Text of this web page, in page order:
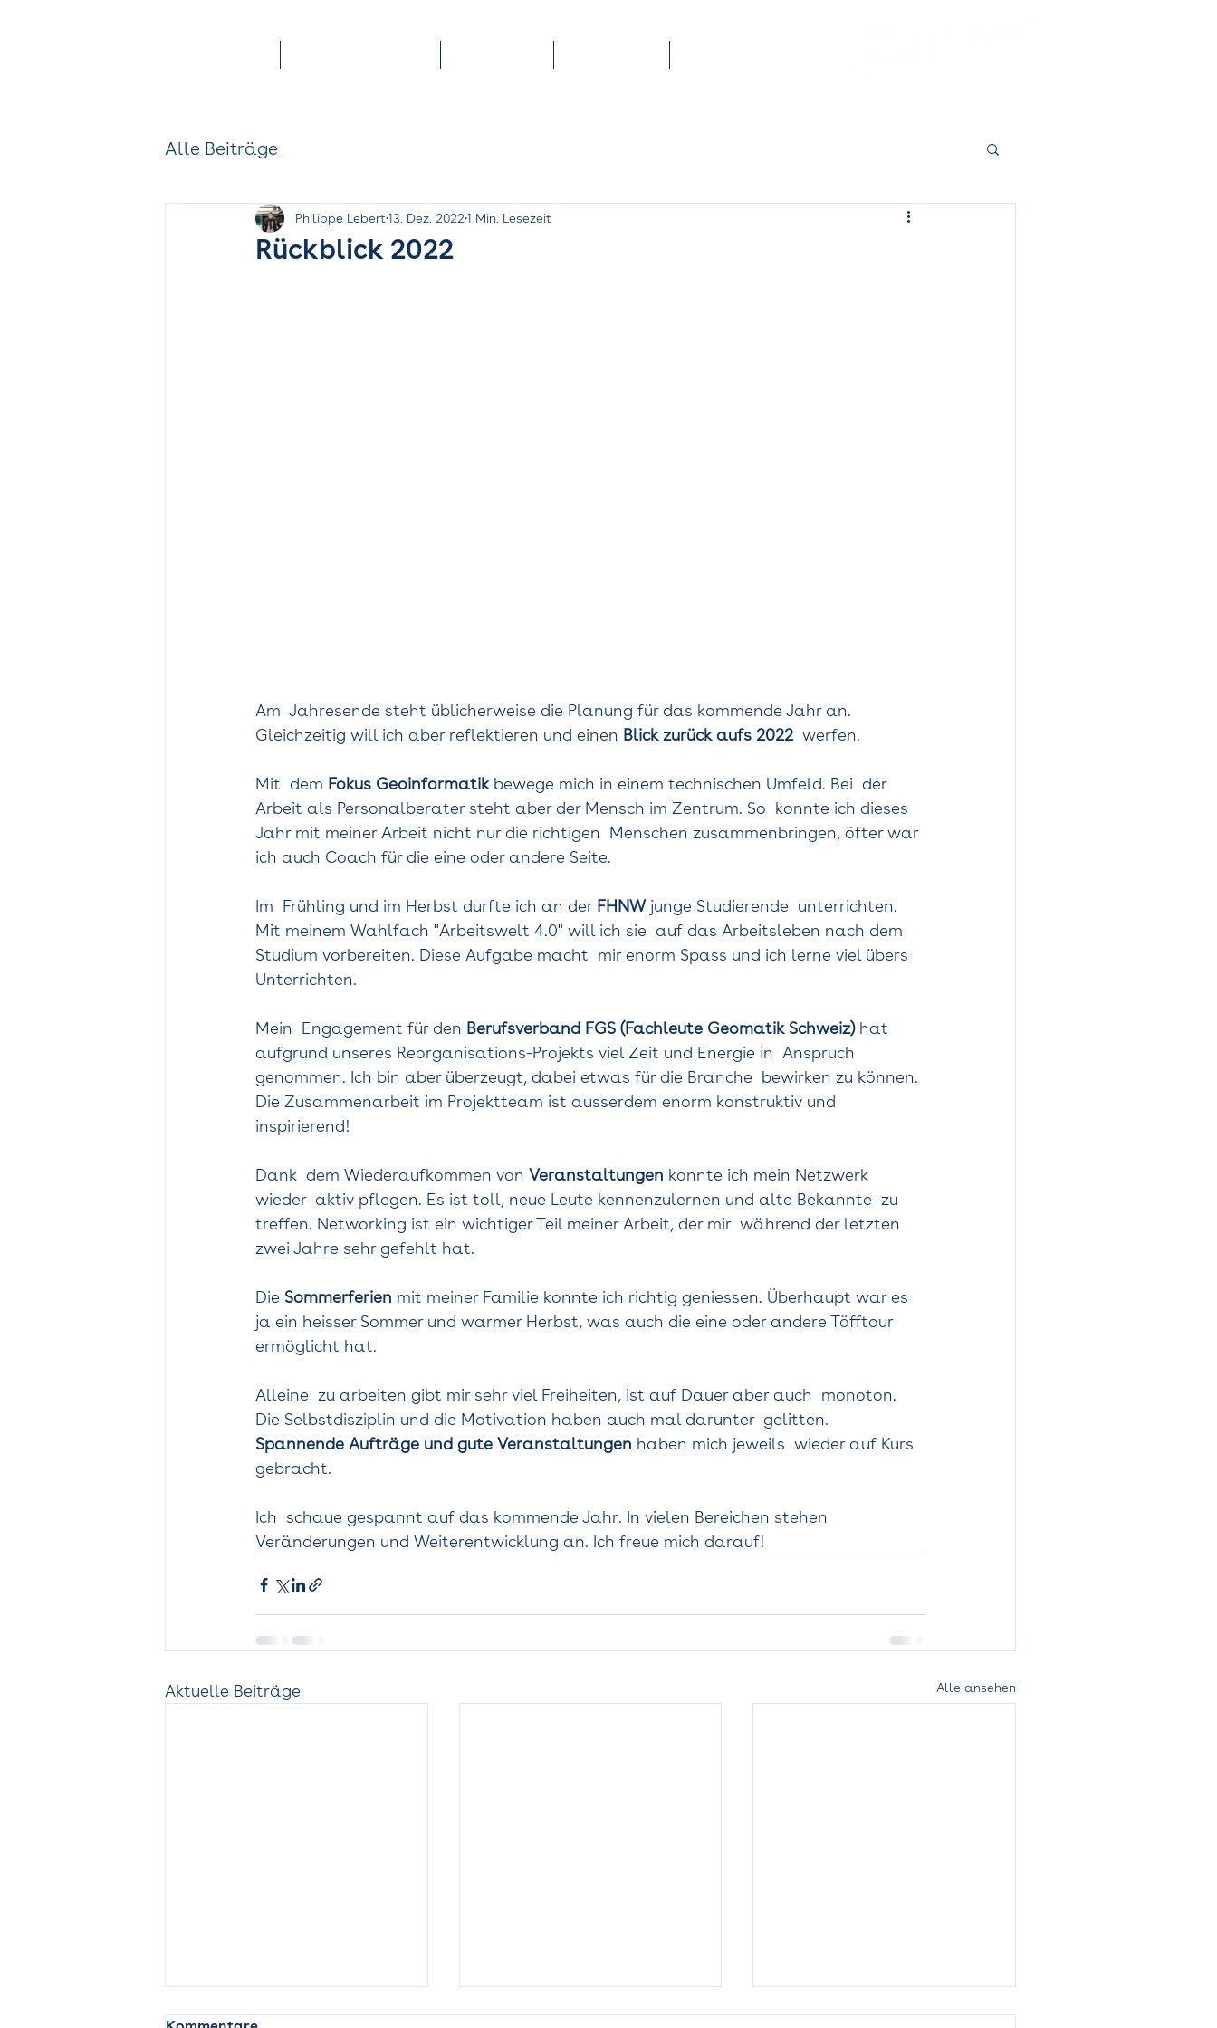
Alle Beiträge
Rückblick 2022
Philippe Lebert 13. Dez. 2022 1 Min. Lesezeit
Am  Jahresende steht üblicherweise die Planung für das kommende Jahr an.
Gleichzeitig will ich aber reflektieren und einen Blick zurück aufs 2022
  werfen.
Mit  dem Fokus Geoinformatik bewege mich in einem technischen Umfeld. Bei  der
Arbeit als Personalberater steht aber der Mensch im Zentrum. So  konnte ich dieses
Jahr mit meiner Arbeit nicht nur die richtigen  Menschen zusammenbringen, öfter war
ich auch Coach für die eine oder andere Seite.
Im  Frühling und im Herbst durfte ich an der FHNW junge Studierende  unterrichten.
Mit meinem Wahlfach "Arbeitswelt 4.0" will ich sie  auf das Arbeitsleben nach dem
Studium vorbereiten. Diese Aufgabe macht  mir enorm Spass und ich lerne viel übers
Unterrichten.
Mein  Engagement für den Berufsverband FGS (Fachleute Geomatik Schweiz) hat
aufgrund unseres Reorganisations-Projekts viel Zeit und Energie in  Anspruch
genommen. Ich bin aber überzeugt, dabei etwas für die Branche  bewirken zu können.
Die Zusammenarbeit im Projektteam ist ausserdem enorm konstruktiv und
inspirierend!
Dank  dem Wiederaufkommen von Veranstaltungen konnte ich mein Netzwerk
wieder  aktiv pflegen. Es ist toll, neue Leute kennenzulernen und alte Bekannte  zu
treffen. Networking ist ein wichtiger Teil meiner Arbeit, der mir  während der letzten
zwei Jahre sehr gefehlt hat.
Die Sommerferien mit meiner Familie konnte ich richtig geniessen. Überhaupt war es
ja ein heisser Sommer und warmer Herbst, was auch die eine oder andere Töfftour
ermöglicht hat.
Alleine  zu arbeiten gibt mir sehr viel Freiheiten, ist auf Dauer aber auch  monoton.
Die Selbstdisziplin und die Motivation haben auch mal darunter  gelitten.
Spannende Aufträge und gute Veranstaltungen haben mich jeweils  wieder auf Kurs
gebracht.
Ich  schaue gespannt auf das kommende Jahr. In vielen Bereichen stehen
Veränderungen und Weiterentwicklung an. Ich freue mich darauf!
Aktuelle Beiträge Alle ansehen